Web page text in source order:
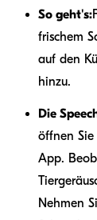
So geht's:
frischem
auf den
hinzu.
Die
öffnen Sie
App.
Nehmen